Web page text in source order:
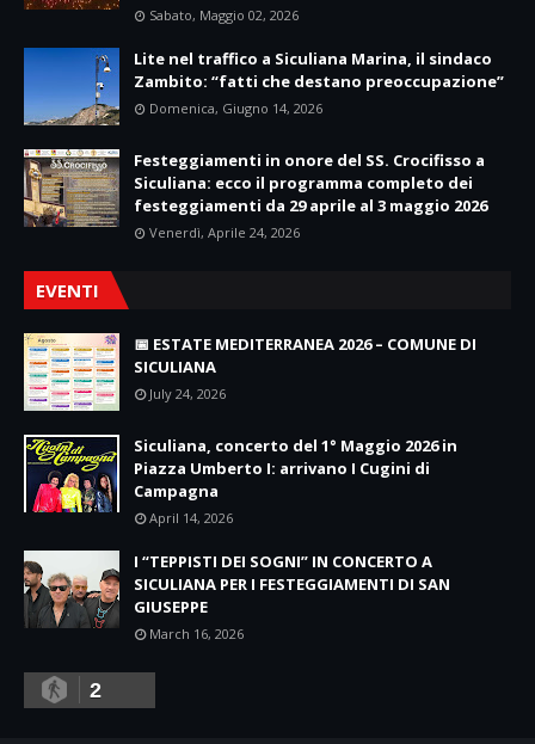
Sabato, Maggio 02, 2026
Lite nel traffico a Siculiana Marina, il sindaco
Zambito: “fatti che destano preoccupazione”
Domenica, Giugno 14, 2026
Festeggiamenti in onore del SS. Crocifisso a
Siculiana: ecco il programma completo dei
festeggiamenti da 29 aprile al 3 maggio 2026
Venerdì, Aprile 24, 2026
EVENTI
📅 ESTATE MEDITERRANEA 2026 – COMUNE DI
SICULIANA
July 24, 2026
Siculiana, concerto del 1° Maggio 2026 in
Piazza Umberto I: arrivano I Cugini di
Campagna
April 14, 2026
I “TEPPISTI DEI SOGNI” IN CONCERTO A
SICULIANA PER I FESTEGGIAMENTI DI SAN
GIUSEPPE
March 16, 2026
2